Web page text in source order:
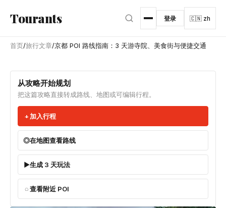
Tourants 登录 🇨🇳 zh
首页/旅行文章/京都 POI 路线指南：3 天游寺院、美食街与便捷交通
从攻略开始规划
把这篇攻略直接转成路线、地图或可编辑行程。
加入行程
在地图查看路线
生成 3 天玩法
查看附近 POI